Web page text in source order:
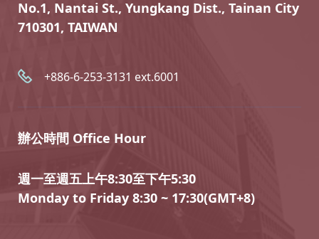
No.1, Nantai St., Yungkang Dist., Tainan City
710301, TAIWAN
+886-6-253-3131 ext.6001
辦公時間 Office Hour
週一至週五上午8:30至下午5:30
Monday to Friday 8:30 ~ 17:30(GMT+8)